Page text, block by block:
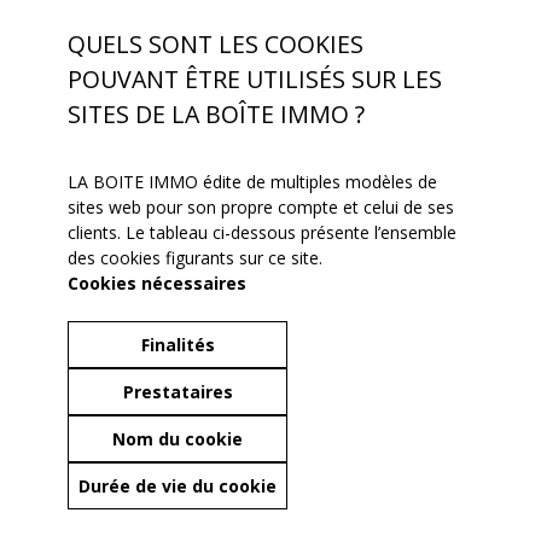
QUELS SONT LES COOKIES
POUVANT ÊTRE UTILISÉS SUR LES
SITES DE LA BOÎTE IMMO ?
LA BOITE IMMO édite de multiples modèles de
sites web pour son propre compte et celui de ses
clients. Le tableau ci-dessous présente l’ensemble
des cookies figurants sur ce site.
Cookies nécessaires
Finalités
Prestataires
Nom du cookie
Durée de vie du cookie